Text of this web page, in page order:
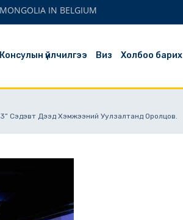
IN BELGIUM
Консулын үйлчилгээ Виз Холбоо барих
Сэдэвт Дээд Хэмжээний Уулзалтанд Оролцов.